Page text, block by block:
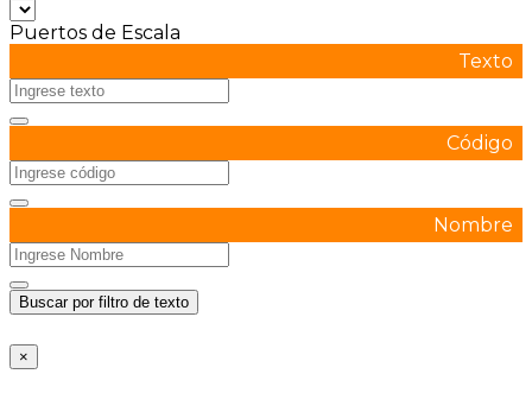
Puertos de Escala
Texto
Código
Nombre
Buscar por filtro de texto
×